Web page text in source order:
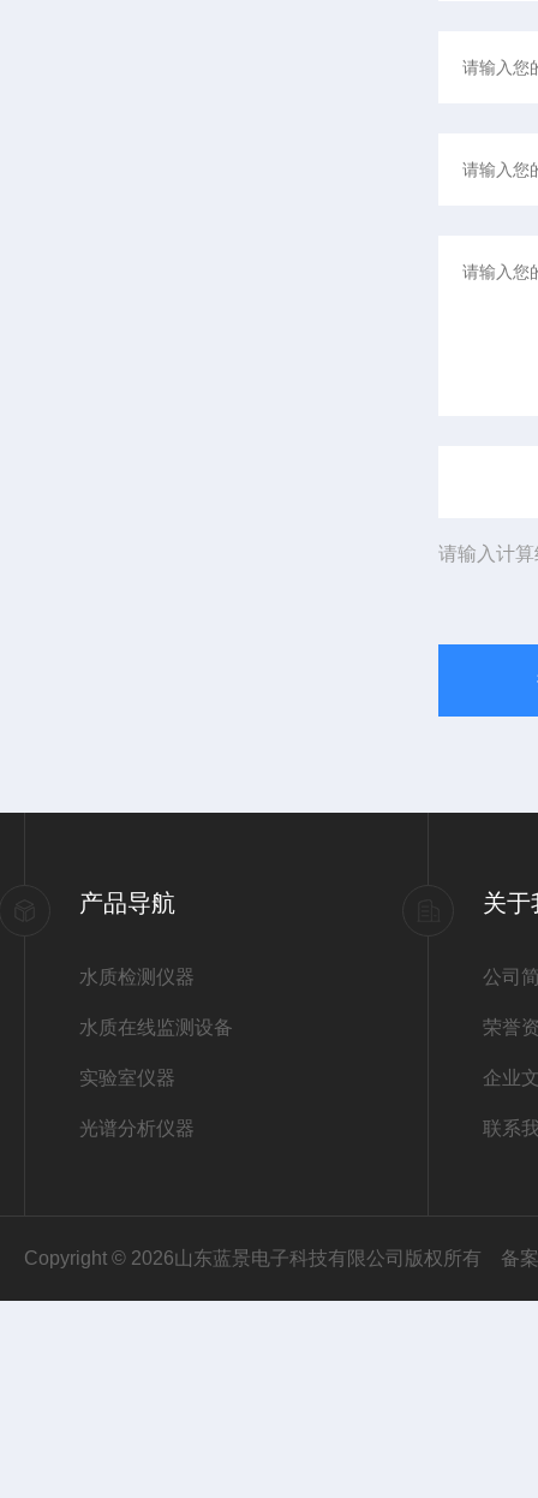
请输入计
产品导航
水质检测仪器
水质在线监测设备
实验室仪器
光谱分析仪器
关于
公司
荣誉
企业
联系
Copyright © 2026山东蓝景电子科技有限公司版权所有 备